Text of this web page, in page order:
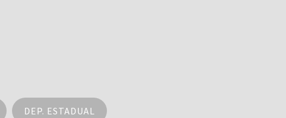
DEP. ESTADUAL